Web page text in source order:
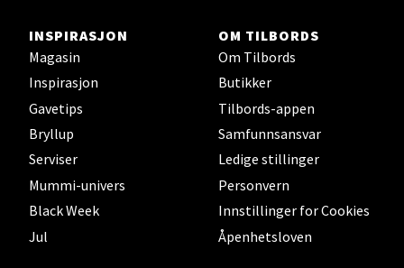
INSPIRASJON
Magasin
Inspirasjon
Gavetips
Bryllup
Serviser
Mummi-univers
Black Week
Jul
OM TILBORDS
Om Tilbords
Butikker
Tilbords-appen
Samfunnsansvar
Ledige stillinger
Personvern
Innstillinger for Cookies
Åpenhetsloven
Steinkjer - Thon Senter Steinkjer
Sjøfartsgata 2, 7714 Steinkjer
Åpent i dag 10-20